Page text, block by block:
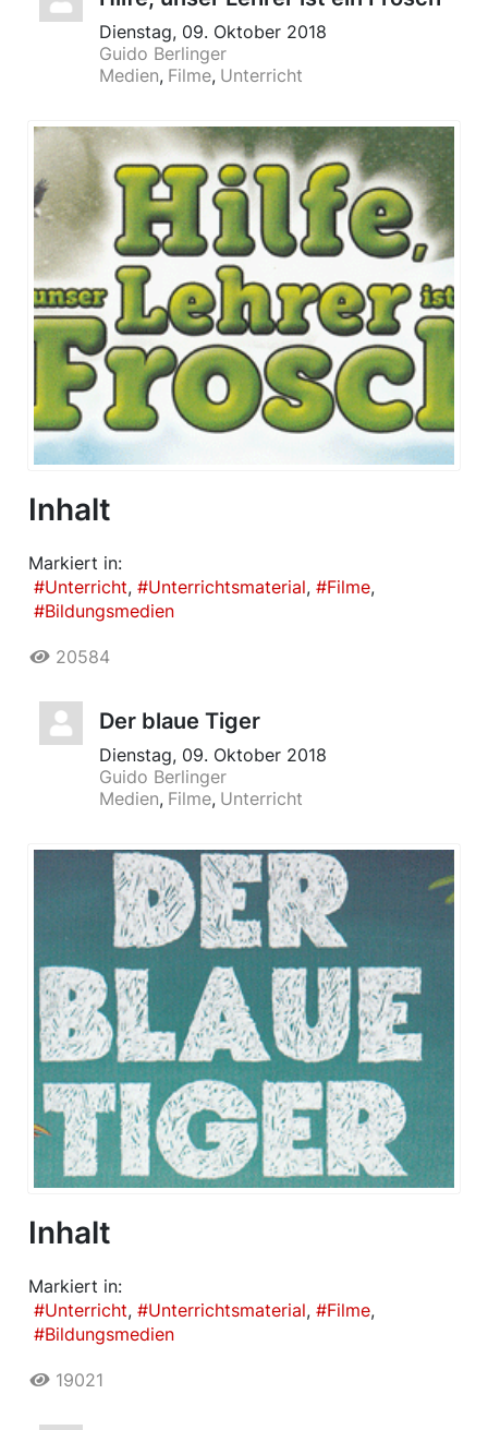
Dienstag, 09. Oktober 2018
Guido Berlinger
Medien Filme Unterricht
Inhalt
Markiert in:
Unterricht
Unterrichtsmaterial
Filme
Bildungsmedien
20584
Der blaue Tiger
Dienstag, 09. Oktober 2018
Guido Berlinger
Medien Filme Unterricht
Inhalt
Markiert in:
Unterricht
Unterrichtsmaterial
Filme
Bildungsmedien
19021